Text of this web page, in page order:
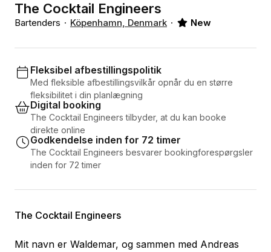
The Cocktail Engineers
Bartenders Köpenhamn, Denmark New
Fleksibel afbestillingspolitik
Med fleksible afbestillingsvilkår opnår du en større
fleksibilitet i din planlægning
Digital booking
The Cocktail Engineers tilbyder, at du kan booke
direkte online
Godkendelse inden for 72 timer
The Cocktail Engineers besvarer bookingforespørgsler
inden for 72 timer
The Cocktail Engineers
Mit navn er Waldemar, og sammen med Andreas